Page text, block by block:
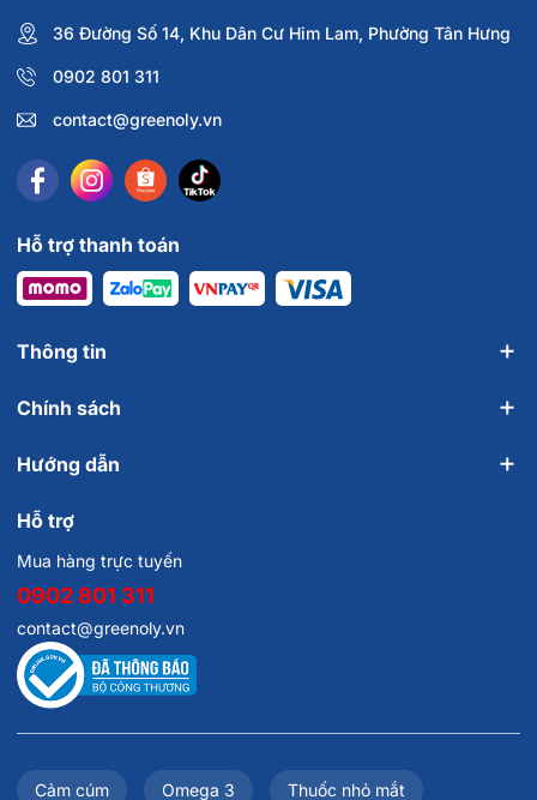
36 Đường Số 14, Khu Dân Cư Him Lam, Phường Tân Hưng
0902 801 311
contact@greenoly.vn
Hỗ trợ thanh toán
Thông tin
Chính sách
Hướng dẫn
Hỗ trợ
Mua hàng trực tuyến
0902 801 311
contact@greenoly.vn
Cảm cúm Omega 3 Thuốc nhỏ mắt